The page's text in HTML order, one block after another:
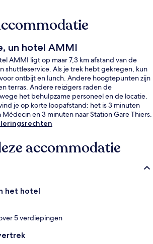
un hotel AMMI
AMMI ligt op maar 7,3 km afstand van de
shuttleservice. Als je trek hebt gekregen, kun
ontbijt en lunch. Andere hoogtepunten zijn
terras. Andere reizigers raden de
het behulpzame personeel en de locatie.
je op korte loopafstand: het is 3 minuten
Médecin en 3 minuten naar Station Gare Thiers.
accommodatie
het hotel
5 verdiepingen